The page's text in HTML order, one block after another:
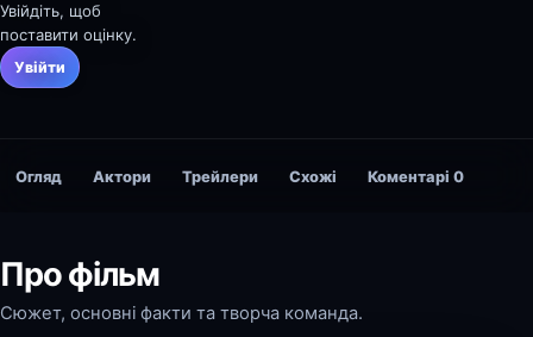
Увійдіть, щоб
поставити оцінку.
Увійти
Огляд Актори Трейлери Схожі Коментарі 0
Про фільм
Сюжет, основні факти та творча команда.